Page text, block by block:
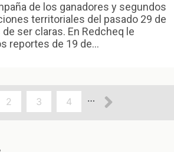
de los ganadores y segundos
territoriales del pasado 29 de
ser claras. En Redcheq le
reportes de 19 de...
Page
2 Page
3 Page
4 …